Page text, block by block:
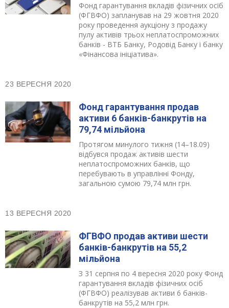
Фонд гарантування вкладів фізичних осіб
(ФГВФО) запланував на 29 жовтня 2020
року проведення аукціону з продажу
пулу активів трьох неплатоспроможних
банків - ВТБ Банку, Родовід Банку і банку
«Фінансова ініціатива».
23 ВЕРЕСНЯ 2020
Фонд гарантування продав
активи 6 банків-банкрутів на
79,74 мільйона
Протягом минулого тижня (14–18.09)
відбувся продаж активів шести
неплатоспроможних банків, що
перебувають в управлінні Фонду,
загальною сумою 79,74 млн грн.
13 ВЕРЕСНЯ 2020
ФГВФО продав активи шести
банків-банкрутів на 55,2
мільйона
З 31 серпня по 4 вересня 2020 року Фонд
гарантування вкладів фізичних осіб
(ФГВФО) реалізував активи 6 банків-
банкрутів на 55,2 млн грн.